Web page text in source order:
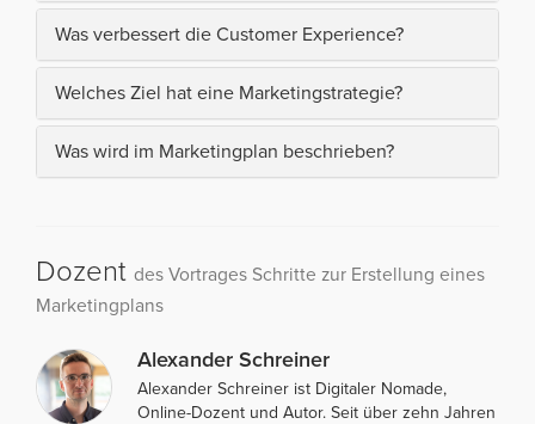
Was verbessert die Customer Experience?
Welches Ziel hat eine Marketingstrategie?
Was wird im Marketingplan beschrieben?
Dozent des Vortrages Schritte zur Erstellung eines
Marketingplans
Alexander Schreiner
Alexander Schreiner ist Digitaler Nomade,
Online-Dozent und Autor. Seit über zehn Jahren